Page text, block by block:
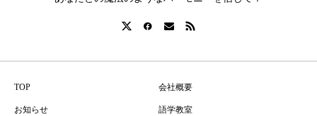
TOP 会社概要
お知らせ 語学教室